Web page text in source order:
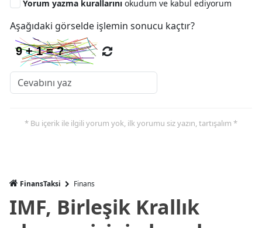
Yorum yazma kurallarını okudum ve kabul ediyorum
Aşağıdaki görselde işlemin sonucu kaçtır?
* Bu içerik ile ilgili yorum yok, ilk yorumu siz yazın, tartışalım *
FinansTaksi Finans
IMF, Birleşik Krallık